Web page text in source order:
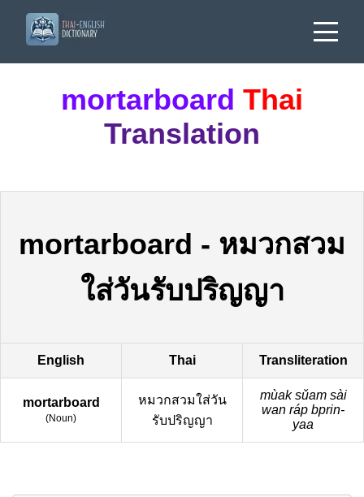
mortarboard Thai
Translation
mortarboard - หมวกสวม
ใส่วันรับปริญญา
English Thai Transliteration
mortarboard
(Noun)
หมวกสวมใส่วัน
รับปริญญา
mùak sǔam sài
wan ráp bprin-
yaa